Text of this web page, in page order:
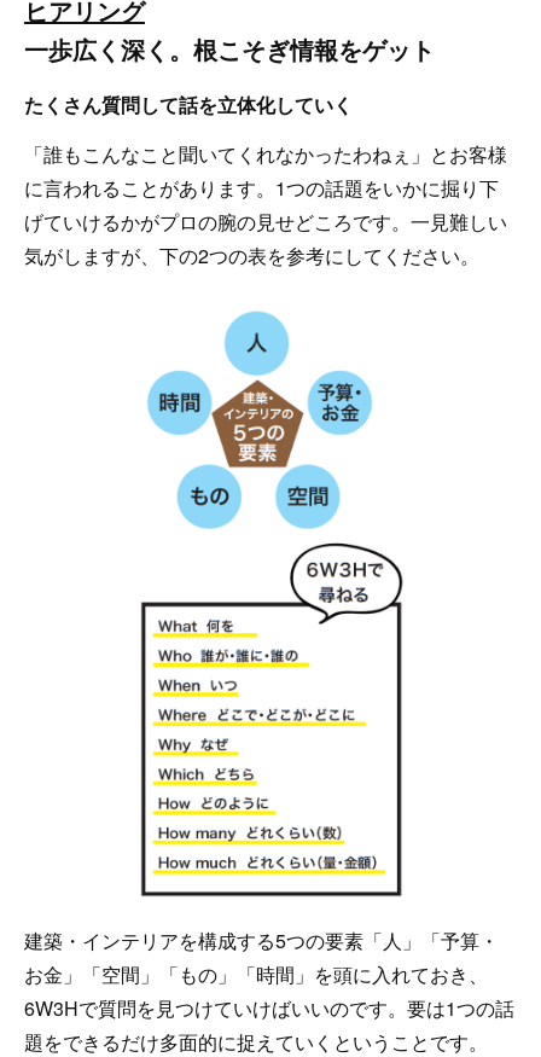
ヒアリング
一歩広く深く。根こそぎ情報をゲット
たくさん質問して話を立体化していく
「誰もこんなこと聞いてくれなかったわねぇ」とお客様
に言われることがあります。1つの話題をいかに掘り下
げていけるかがプロの腕の見せどころです。一見難しい
気がしますが、下の2つの表を参考にしてください。
建築・インテリアを構成する5つの要素「人」「予算・
お金」「空間」「もの」「時間」を頭に入れておき、
6W3Hで質問を見つけていけばいいのです。要は1つの話
題をできるだけ多面的に捉えていくということです。